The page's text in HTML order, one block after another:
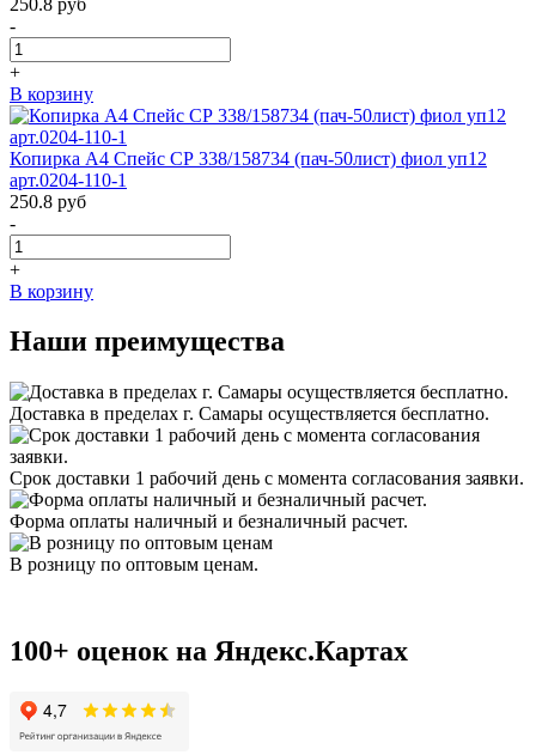
-
+
В корзину
Копирка А4 Спейс СР 338/158734 (пач-50лист) фиол уп12
арт.0204-110-1
250.8 руб
-
+
В корзину
Наши преимущества
Доставка в пределах г. Самары осуществляется бесплатно.
Срок доставки 1 рабочий день с момента согласования заявки.
Форма оплаты наличный и безналичный расчет.
В розницу по оптовым ценам.
100+ оценок на Яндекс.Картах